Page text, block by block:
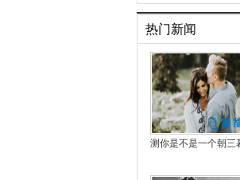
热门新闻
测你是不是一个朝三